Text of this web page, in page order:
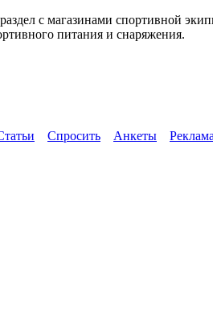
с магазинами спортивной
питания и снаряжения.
Спросить Анкеты Реклама